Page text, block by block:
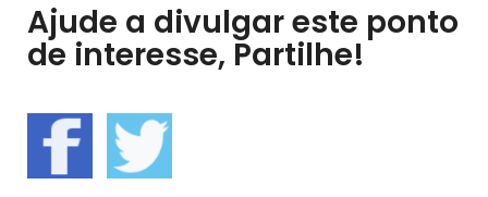
Ajude a divulgar este ponto
de interesse, Partilhe!